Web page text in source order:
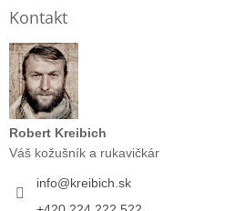
Kontakt
Robert Kreibich
Váš kožušník a rukavičkár
info@kreibich.sk